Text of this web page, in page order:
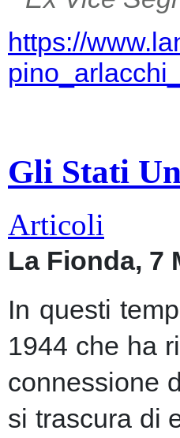
https://
Gli Stati
Articoli
La Fionda, 7
In questi
1944 che ha
connessione
si trascura di